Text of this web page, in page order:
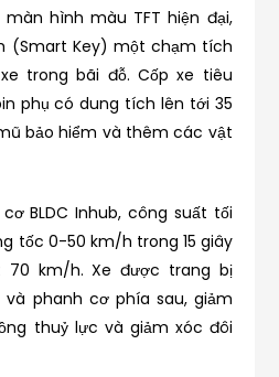
hình màu TFT hiện đại,
(Smart Key) một chạm tích
trong bãi đỗ. Cốp xe tiêu
phụ có dung tích lên tới 35
bảo hiểm và thêm các vật
BLDC Inhub, công suất tối
tốc 0-50 km/h trong 15 giây
km/h. Xe được trang bị
phanh cơ phía sau, giảm
thuỷ lực và giảm xóc đôi